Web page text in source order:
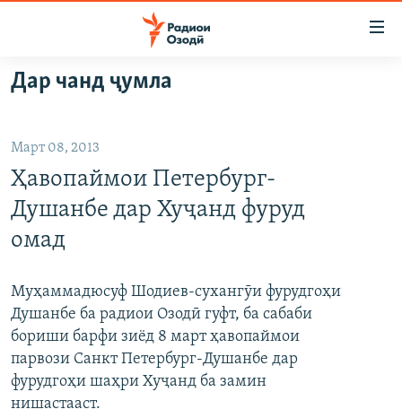
Ҷаҳиш
ба
аслӣ
Ҷаҳиш
ба
феҳристи
аслӣ
Ҷаҳиш
ҷустор
ГӮШАҲО
ФАРҲАНГ
МЕҲМОНИ ОЗОДӢ
ВАРЗИШ
РӮЗГОРИ МУҲОҶИР
САЛОМ, ХОҲАР
ТАҲҚИҚОТ
НАЗАРИ МАРДУМ
БЛОГИСТОН
ОЗОДӢ ОНЛАЙН
ЧАНДРАСОНАӢ
ВИДЕО
НИГОРИСТОН
РӮЙХАТҲО
КИТОБҲОИ ОЗОДӢ
Дар чанд ҷумла
Март 08, 2013
Ҳавопаймои Петербург-
Душанбе дар Хуҷанд фуруд
омад
Муҳаммадюсуф Шодиев-сухангӯи фурудгоҳи
Душанбе ба радиои Озодӣ гуфт, ба сабаби
бориши барфи зиёд 8 март ҳавопаймои
парвози Санкт Петербург-Душанбе дар
фурудгоҳи шаҳри Хуҷанд ба замин
нишастааст.